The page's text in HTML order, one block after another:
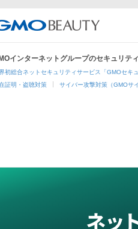
インターネットグループのセキュリテ
初総合ネットセキュリティサービス「GMOセキ
証明・盗聴対策 サイバー攻撃対策（GMOサ